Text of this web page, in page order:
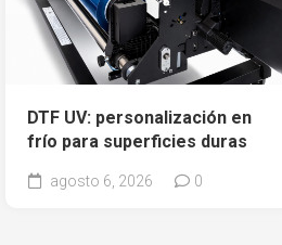
DTF UV: personalización en
frío para superficies duras
agosto 6, 2026 0